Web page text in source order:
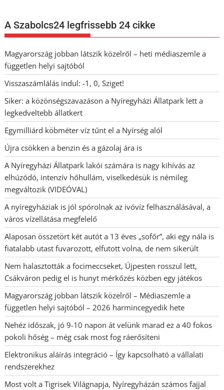
A Szabolcs24 legfrissebb 24 cikke
Magyarország jobban látszik közelről – heti médiaszemle a
független helyi sajtóból
Visszaszámlálás indul: -1, 0, Sziget!
Siker: a közönségszavazáson a Nyíregyházi Állatpark lett a
legkedveltebb állatkert
Egymilliárd köbméter víz tűnt el a Nyírség alól
Újra csökken a benzin és a gázolaj ára is
A Nyíregyházi Állatpark lakói számára is nagy kihívás az
elhúzódó, intenzív hőhullám, viselkedésük is némileg
megváltozik (VIDEÓVAL)
A nyíregyháziak is jól spórolnak az ivóvíz felhasználásával, a
város vízellátása megfelelő
Alaposan összetört két autót a 13 éves „sofőr”, aki egy nála is
fiatalabb utast fuvarozott, elfutott volna, de nem sikerült
Nem halasztották a focimeccseket, Újpesten rosszul lett,
Csákváron pedig el is hunyt mérkőzés közben egy játékos
Magyarország jobban látszik közelről – Médiaszemle a
független helyi sajtóból – 2026 harmincegyedik hete
Nehéz időszak, jó 9-10 napon át velünk marad ez a 40 fokos
pokoli hőség – még csak most fog ráerősíteni
Elektronikus aláírás integráció – Így kapcsolható a vállalati
rendszerekhez
Most volt a Tigrisek Világnapja, Nyíregyházán számos fajjal